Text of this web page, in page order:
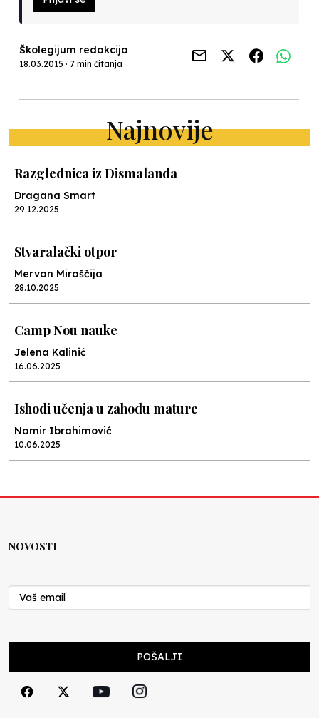
Školegijum redakcija
18.03.2015 · 7 min čitanja
Najnovije
Razglednica iz Dismalanda
Dragana Smart
29.12.2025
Stvaralački otpor
Mervan Miraščija
28.10.2025
Camp Nou nauke
Jelena Kalinić
16.06.2025
Ishodi učenja u zahodu mature
Namir Ibrahimović
10.06.2025
Nenad Veličković
29.10.2024
Cuke i djeca
NOVOSTI
POŠALJI